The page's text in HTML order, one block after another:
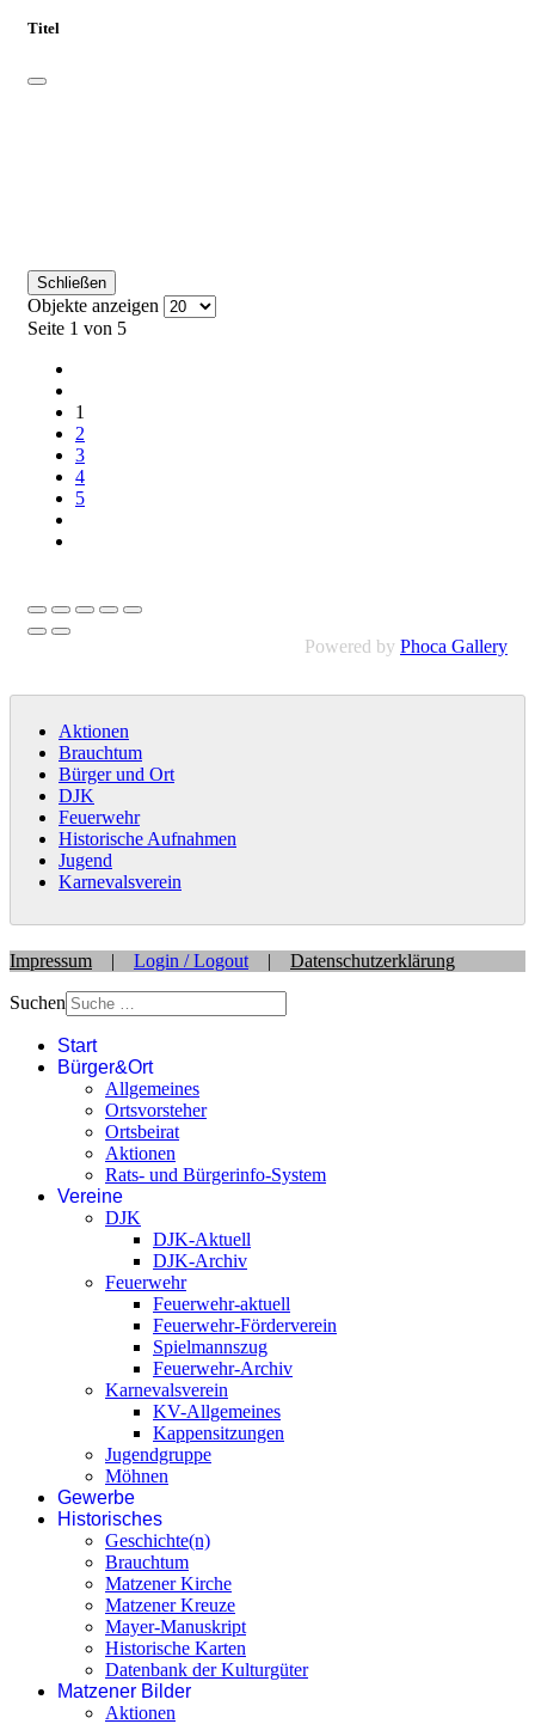
Titel
Schließen
Objekte anzeigen
Seite 1 von 5
1
2
3
4
5
Powered by Phoca Gallery
Aktionen
Brauchtum
Bürger und Ort
DJK
Feuerwehr
Historische Aufnahmen
Jugend
Karnevalsverein
Impressum | Login / Logout | Datenschutzerklärung
Suchen
Start
Bürger&Ort
Allgemeines
Ortsvorsteher
Ortsbeirat
Aktionen
Rats- und Bürgerinfo-System
Vereine
DJK
DJK-Aktuell
DJK-Archiv
Feuerwehr
Feuerwehr-aktuell
Feuerwehr-Förderverein
Spielmannszug
Feuerwehr-Archiv
Karnevalsverein
KV-Allgemeines
Kappensitzungen
Jugendgruppe
Möhnen
Gewerbe
Historisches
Geschichte(n)
Brauchtum
Matzener Kirche
Matzener Kreuze
Mayer-Manuskript
Historische Karten
Datenbank der Kulturgüter
Matzener Bilder
Aktionen